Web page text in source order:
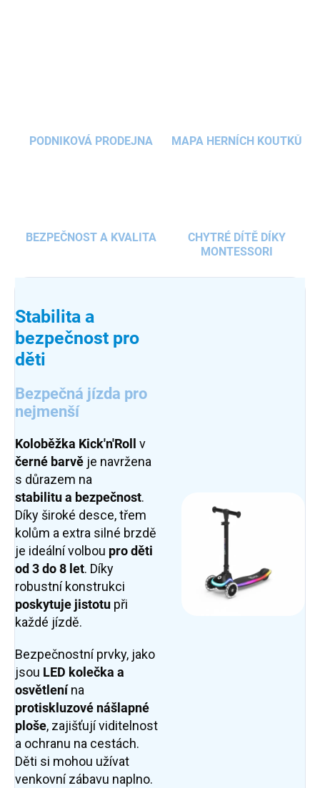
PODNIKOVÁ PRODEJNA MAPA HERNÍCH KOUTKŮ
BEZPEČNOST A KVALITA
CHYTRÉ DÍTĚ DÍKY
MONTESSORI
Stabilita a
bezpečnost pro
děti
Bezpečná jízda pro
nejmenší
Koloběžka Kick'n'Roll
v
černé barvě je navržena
s důrazem na
stabilitua bezpečnost.
Díky široké desce, třem
kolům a extra silné brzdě
je ideální volbou pro děti
od 3 do 8 let. Díky
robustní konstrukci
poskytuje jistotu při
každé jízdě.
Bezpečnostní prvky, jako
jsou LED kolečka a
osvětlenína
protiskluzové nášlapné
ploše, zajišťují viditelnost
a ochranu na cestách.
Děti si mohou užívat
venkovní zábavu naplno.